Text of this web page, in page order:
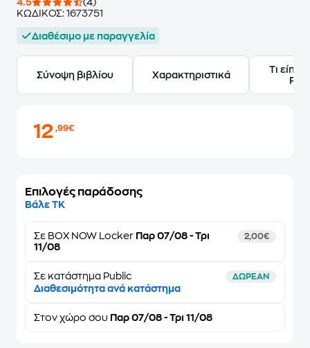
4.5
(4)
ΚΩΔΙΚΟΣ: 1673751
Διαθέσιμο με παραγγελία
Σύνοψη βιβλίου Χαρακτηριστικά
Τι
12,99€
Επιλογές παράδοσης
Βάλε ΤΚ
Σε BOX NOW Locker Παρ 07/08 - Τρι
11/08
2,00€
Σε κατάστημα Public ΔΩΡΕΑΝ
Διαθεσιμότητα ανά κατάστημα
Στον χώρο σου Παρ 07/08 - Τρι 11/08